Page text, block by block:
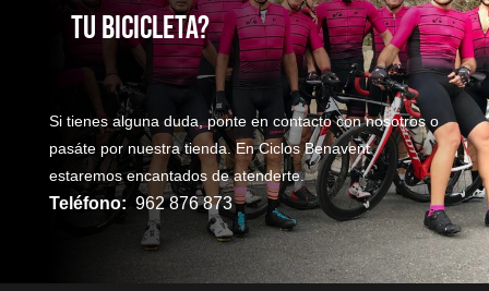
TU bicicleta?
Si tienes alguna duda, ponte en contacto con nosotros o
pasáte por nuestra tienda. En Ciclos Benavent
estaremos encantados de atenderte.
Teléfono: 962 876 873